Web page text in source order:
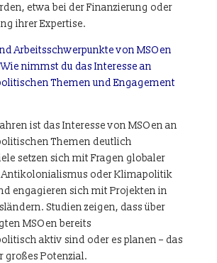
etwa bei der Finanzierung oder
ihrer Expertise.
Arbeitsschwerpunkte von MSOen
nimmst du das Interesse an
Themen und Engagement
ist das Interesse von MSOen an
Themen deutlich
setzen sich mit Fragen globaler
oder Klimapolitik
engagieren sich mit Projekten in
Studien zeigen, dass über
MSOen bereits
aktiv sind oder es planen – das
großes Potenzial.